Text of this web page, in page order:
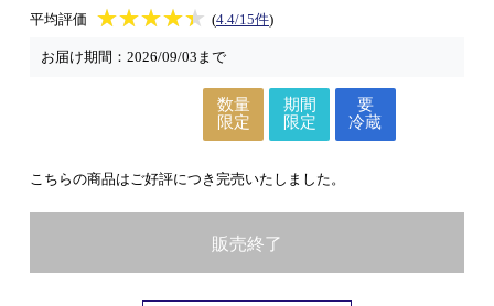
平均評価 ★★★★★
★★★★★ (4.4/15件)
お届け期間： 2026/09/03まで
数量
限定
期間
限定
要
冷蔵
こちらの商品はご好評につき完売いたしました。
販売終了